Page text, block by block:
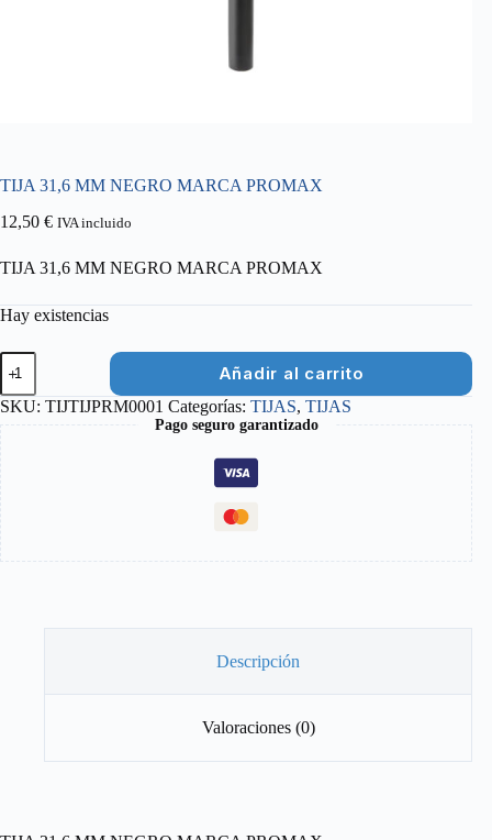
TIJA 31,6 MM NEGRO MARCA PROMAX
12,50 € IVA incluido
TIJA 31,6 MM NEGRO MARCA PROMAX
Hay existencias
TIJA
31,6
MM
NEGRO
MARCA
PROMAX
cantidad
Añadir al carrito
SKU: TIJTIJPRM0001 Categorías: TIJAS, TIJAS
Pago seguro garantizado
Descripción
Valoraciones (0)